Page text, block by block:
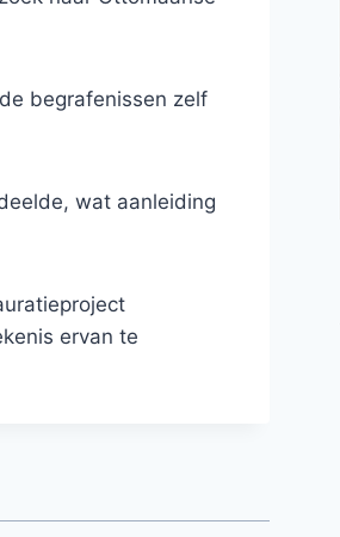
begrafenissen zelf
wat aanleiding
ervan te